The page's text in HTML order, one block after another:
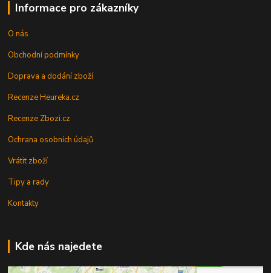
Informace pro zákazníky
O nás
Obchodní podmínky
Doprava a dodání zboží
Recenze Heureka.cz
Recenze Zbozi.cz
Ochrana osobních údajů
Vrátit zboží
Tipy a rady
Kontakty
Kde nás najedete